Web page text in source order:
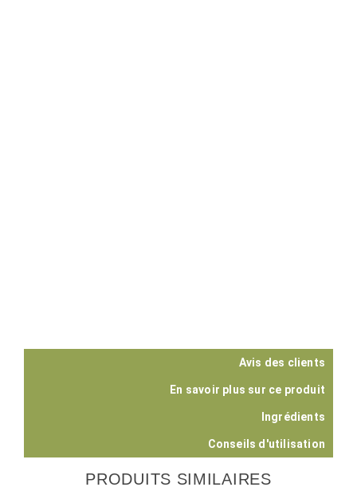
Avis des clients
En savoir plus sur ce produit
Ingrédients
Conseils d'utilisation
PRODUITS SIMILAIRES